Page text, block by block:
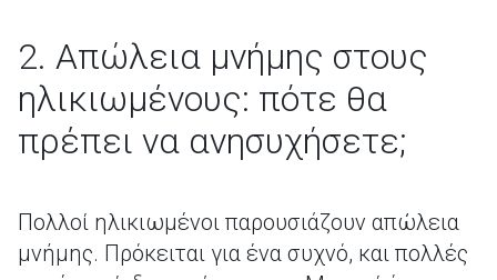
2. Απώλεια μνήμης στους
ηλικιωμένους: πότε θα
πρέπει να ανησυχήσετε;
Πολλοί ηλικιωμένοι παρουσιάζουν απώλεια
μνήμης. Πρόκειται για ένα συχνό, και πολλές